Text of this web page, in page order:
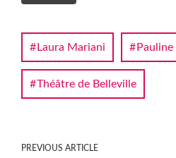
Laura Mariani Pauline
Théâtre de Belleville
PREVIOUS ARTICLE